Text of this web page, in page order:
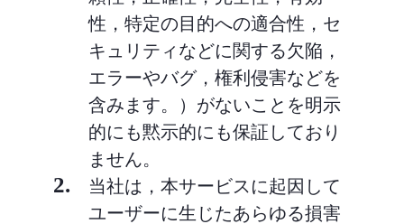
性，特定の目的への適合性，セ
キュリティなどに関する欠陥，
エラーやバグ，権利侵害などを
含みます。）がないことを明示
的にも黙示的にも保証しており
ません。
2.
当社は，本サービスに起因して
ユーザーに生じたあらゆる損害